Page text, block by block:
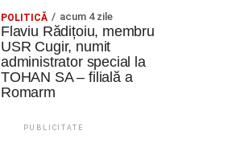
POLITICĂ acum 4 zile
Flaviu Rădițoiu, membru
USR Cugir, numit
administrator special la
TOHAN SA – filială a
Romarm
PUBLICITATE